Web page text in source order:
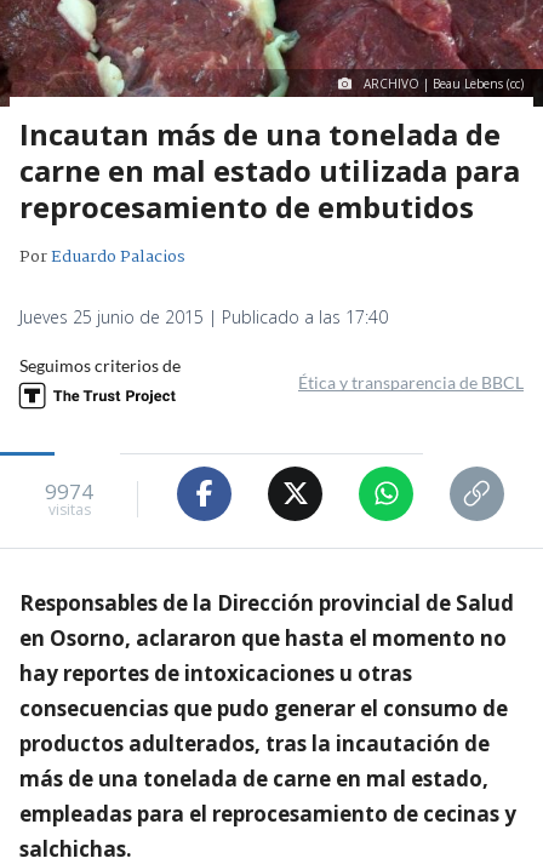
ARCHIVO | Beau Lebens (cc)
Incautan más de una tonelada de
carne en mal estado utilizada para
reprocesamiento de embutidos
PorEduardo Palacios
Jueves 25 junio de 2015 | Publicado a las 17:40
Seguimos criterios de
Ética y transparencia de BBCL
9974
visitas
Responsables de la Dirección provincial de Salud
en Osorno, aclararon que hasta el momento no
hay reportes de intoxicaciones u otras
consecuencias que pudo generar el consumo de
productos adulterados, tras la incautación de
más de una tonelada de carne en mal estado,
empleadas para el reprocesamiento de cecinas y
salchichas.